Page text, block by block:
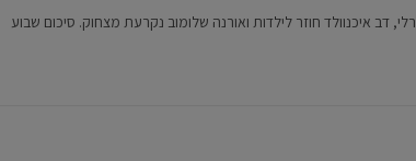
דב איכנוולד חוזר לילדות ואורנה שלומוב נקרעת מצחוק. סיכום שבוע